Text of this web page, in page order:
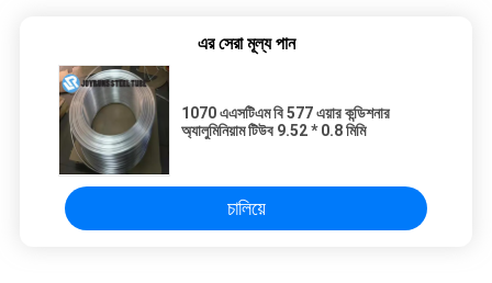
এর সেরা মূল্য পান
1070 এএসটিএম বি 577 এয়ার কন্ডিশনার
অ্যালুমিনিয়াম টিউব 9.52 * 0.8 মিমি
চালিয়ে